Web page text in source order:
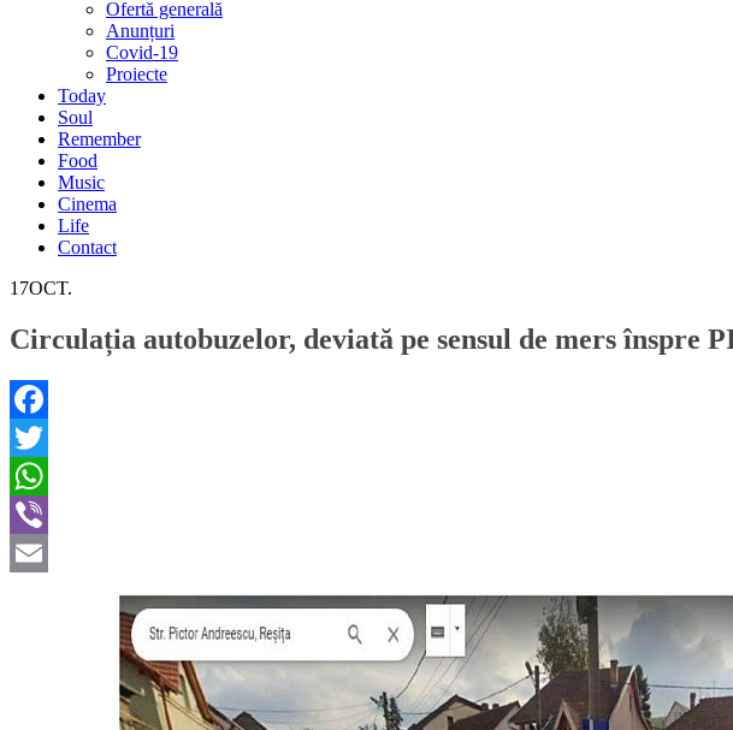
Ofertă generală
Anunțuri
Covid-19
Proiecte
Today
Soul
Remember
Food
Music
Cinema
Life
Contact
17OCT.
Circulația autobuzelor, deviată pe sensul de mers
Facebook
Twitter
WhatsApp
Viber